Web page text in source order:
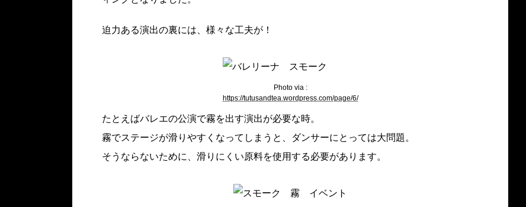
迫力ある演出の裏には、様々な工夫が！
Photo via :
https://tutusandtea.wordpress.com/page/6/
たとえばバレエの公演で霧を出す演出が必要な時。
霧でステージが滑りやすくなってしまうと、ダンサーにとっては大問題。
そうならないために、滑りにくい原料を使用する必要があります。